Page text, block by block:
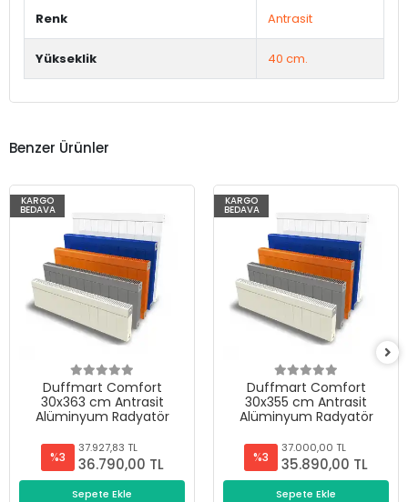
Renk Antrasit
Yükseklik 40 cm.
Benzer Ürünler
KARGO
BEDAVA
Duffmart Comfort
30x363 cm Antrasit
Alüminyum Radyatör
%3
37.927,83 TL
36.790,00 TL
Sepete Ekle
KARGO
BEDAVA
Duffmart Comfort
30x355 cm Antrasit
Alüminyum Radyatör
%3
37.000,00 TL
35.890,00 TL
Sepete Ekle